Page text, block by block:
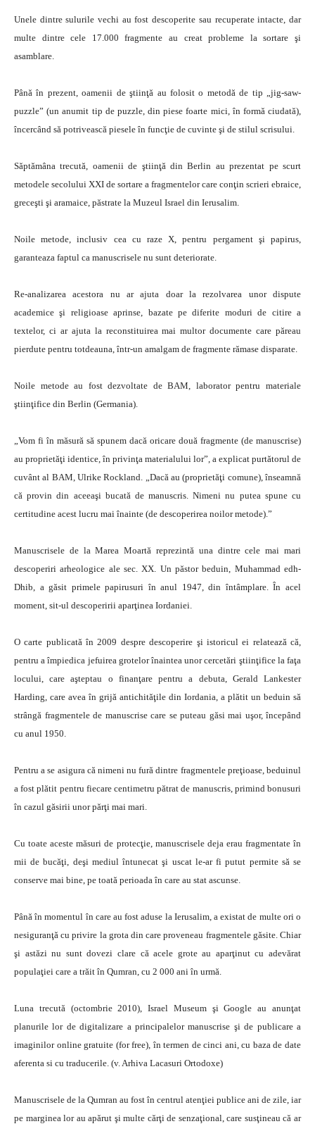
Unele dintre sulurile vechi au fost descoperite sau recuperate intacte, dar
multe dintre cele 17.000 fragmente au creat probleme la sortare şi
asamblare.
Până în prezent, oamenii de ştiinţă au folosit o metodă de tip „jig-saw-
puzzle” (un anumit tip de puzzle, din piese foarte mici, în formă ciudată),
încercând să potrivească piesele în funcţie de cuvinte şi de stilul scrisului.
Săptămâna trecută, oamenii de ştiinţă din Berlin au prezentat pe scurt
metodele secolului XXI de sortare a fragmentelor care conţin scrieri ebraice,
greceşti şi aramaice, păstrate la Muzeul Israel din Ierusalim.
Noile metode, inclusiv cea cu raze X, pentru pergament şi papirus,
garanteaza faptul ca manuscrisele nu sunt deteriorate.
Re-analizarea acestora nu ar ajuta doar la rezolvarea unor dispute
academice şi religioase aprinse, bazate pe diferite moduri de citire a
textelor, ci ar ajuta la reconstituirea mai multor documente care păreau
pierdute pentru totdeauna, într-un amalgam de fragmente rămase disparate.
Noile metode au fost dezvoltate de BAM, laborator pentru materiale
ştiinţifice din Berlin (Germania).
„Vom fi în măsură să spunem dacă oricare două fragmente (de manuscrise)
au proprietăţi identice, în privinţa materialului lor”, a explicat purtătorul de
cuvânt al BAM, Ulrike Rockland. „Dacă au (proprietăţi comune), înseamnă
că provin din aceeaşi bucată de manuscris. Nimeni nu putea spune cu
certitudine acest lucru mai înainte (de descoperirea noilor metode).”
Manuscrisele de la Marea Moartă reprezintă una dintre cele mai mari
descoperiri arheologice ale sec. XX. Un păstor beduin, Muhammad edh-
Dhib, a găsit primele papirusuri în anul 1947, din întâmplare. În acel
moment, sit-ul descoperirii aparţinea Iordaniei.
O carte publicată în 2009 despre descoperire şi istoricul ei relatează că,
pentru a împiedica jefuirea grotelor înaintea unor cercetări ştiinţifice la faţa
locului, care aşteptau o finanţare pentru a debuta, Gerald Lankester
Harding, care avea în grijă antichităţile din Iordania, a plătit un beduin să
strângă fragmentele de manuscrise care se puteau găsi mai uşor, începând
cu anul 1950.
Pentru a se asigura că nimeni nu fură dintre fragmentele preţioase, beduinul
a fost plătit pentru fiecare centimetru pătrat de manuscris, primind bonusuri
în cazul găsirii unor părţi mai mari.
Cu toate aceste măsuri de protecţie, manuscrisele deja erau fragmentate în
mii de bucăţi, deşi mediul întunecat şi uscat le-ar fi putut permite să se
conserve mai bine, pe toată perioada în care au stat ascunse.
Până în momentul în care au fost aduse la Ierusalim, a existat de multe ori o
nesiguranţă cu privire la grota din care proveneau fragmentele găsite. Chiar
şi astăzi nu sunt dovezi clare că acele grote au aparţinut cu adevărat
populaţiei care a trăit în Qumran, cu 2 000 ani în urmă.
Luna trecută (octombrie 2010), Israel Museum şi Google au anunţat
planurile lor de digitalizare a principalelor manuscrise şi de publicare a
imaginilor online gratuite (for free), în termen de cinci ani, cu baza de date
aferenta si cu traducerile. (v. Arhiva Lacasuri Ortodoxe)
Manuscrisele de la Qumran au fost în centrul atenţiei publice ani de zile, iar
pe marginea lor au apărut şi multe cărţi de senzaţional, care susţineau că ar